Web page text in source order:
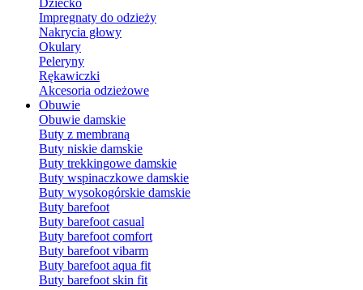
Dziecko
Impregnaty do odzieży
Nakrycia głowy
Okulary
Peleryny
Rękawiczki
Akcesoria odzieżowe
Obuwie
Obuwie damskie
Buty z membraną
Buty niskie damskie
Buty trekkingowe damskie
Buty wspinaczkowe damskie
Buty wysokogórskie damskie
Buty barefoot
Buty barefoot casual
Buty barefoot comfort
Buty barefoot vibarm
Buty barefoot aqua fit
Buty barefoot skin fit